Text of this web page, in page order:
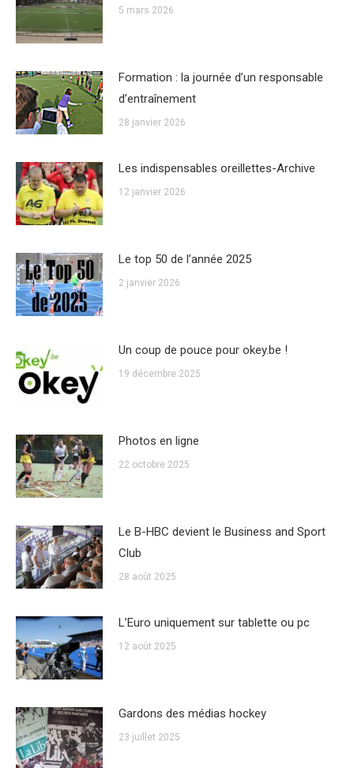
5 mars 2026
Formation : la journée d’un responsable
d’entraînement
28 janvier 2026
Les indispensables oreillettes-Archive
12 janvier 2026
Le top 50 de l’année 2025
2 janvier 2026
Un coup de pouce pour okey.be !
19 décembre 2025
Photos en ligne
22 octobre 2025
Le B-HBC devient le Business and Sport
Club
28 août 2025
L’Euro uniquement sur tablette ou pc
12 août 2025
Gardons des médias hockey
23 juillet 2025